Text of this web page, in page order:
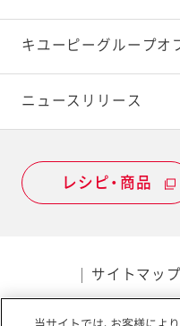
キユーピーグループオ
ニュースリリース
レシピ・商品
サイトマップ